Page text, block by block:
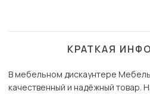
КРАТКАЯ
В мебельном дискаунтере
качественный и надёжный товар.